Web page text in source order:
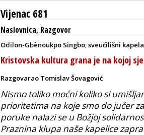
Vijenac 681
Naslovnica, Razgovor
Odilon-Gbènoukpo Singbo, sveučilišni
Kristovska kultura grana je na kojoj
Razgovarao Tomislav Šovagović
Nismo toliko moćni koliko si
prioritetima na koje smo do jučer
poruke nalazi se u Božjoj
Praznina klupa naše kapelice